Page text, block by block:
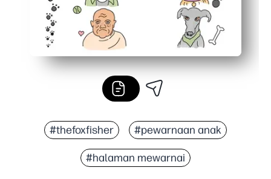
#thefoxfisher #pewarnaan anak
#halaman mewarnai